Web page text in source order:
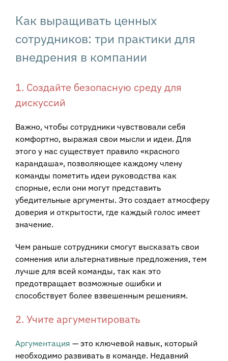
Как выращивать ценных
сотрудников: три практики для
внедрения в компании
1. Создайте безопасную среду для
дискуссий
Важно, чтобы сотрудники чувствовали себя
комфортно, выражая свои мысли и идеи. Для
этого у нас существует правило «красного
карандаша», позволяющее каждому члену
команды пометить идеи руководства как
спорные, если они могут представить
убедительные аргументы. Это создает атмосферу
доверия и открытости, где каждый голос имеет
значение.
Чем раньше сотрудники смогут высказать свои
сомнения или альтернативные предложения, тем
лучше для всей команды, так как это
предотвращает возможные ошибки и
способствует более взвешенным решениям.
2. Учите аргументировать
Аргументация — это ключевой навык, который
необходимо развивать в команде. Недавний